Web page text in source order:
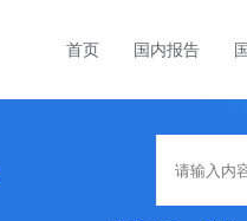
首页 国内报告